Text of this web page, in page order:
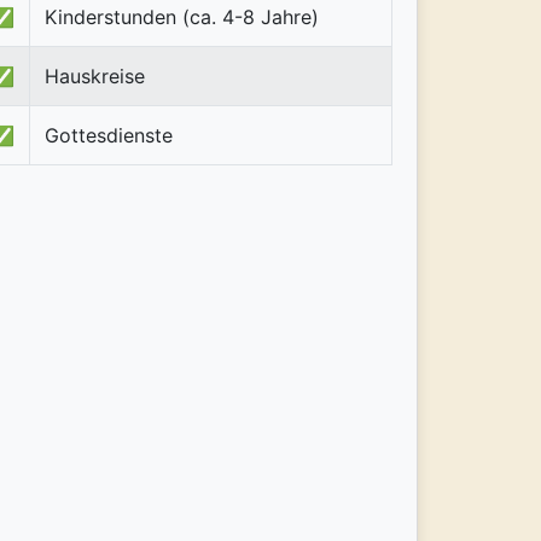
Kinderstunden (ca. 4-8 Jahre)
Hauskreise
Gottesdienste